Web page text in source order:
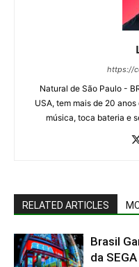
https://
Natural de São Paulo -
USA, tem mais de 20
música, toca bateria e
RELATED ARTICLES
Brasil
da SEGA